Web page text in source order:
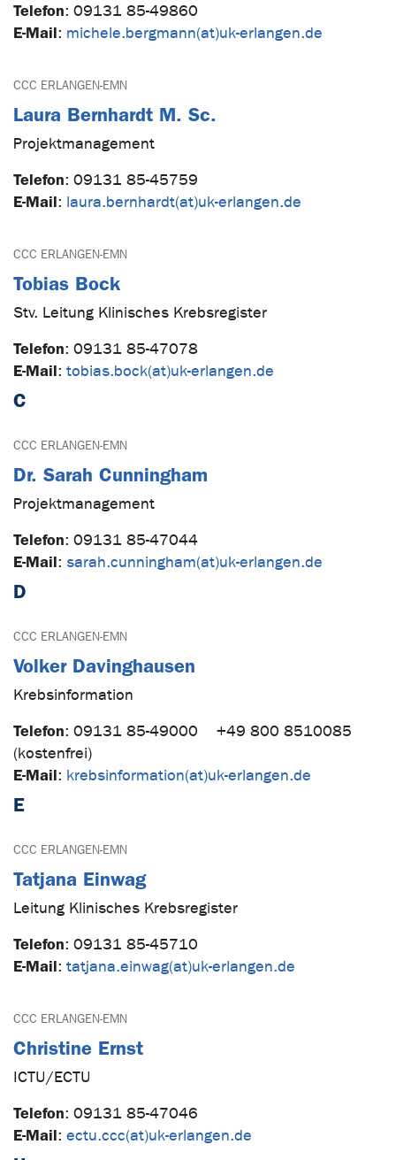
Telefon: 09131 85-49860
E-Mail: michele.bergmann(at)uk-erlangen.de
CCC ERLANGEN-EMN
Laura Bernhardt M. Sc.
Projektmanagement
Telefon: 09131 85-45759
E-Mail: laura.bernhardt(at)uk-erlangen.de
CCC ERLANGEN-EMN
Tobias Bock
Stv. Leitung Klinisches Krebsregister
Telefon: 09131 85-47078
E-Mail: tobias.bock(at)uk-erlangen.de
C
CCC ERLANGEN-EMN
Dr. Sarah Cunningham
Projektmanagement
Telefon: 09131 85-47044
E-Mail: sarah.cunningham(at)uk-erlangen.de
D
CCC ERLANGEN-EMN
Volker Davinghausen
Krebsinformation
Telefon: 09131 85-49000
+49 800 8510085
(kostenfrei)
E-Mail: krebsinformation(at)uk-erlangen.de
E
CCC ERLANGEN-EMN
Tatjana Einwag
Leitung Klinisches Krebsregister
Telefon: 09131 85-45710
E-Mail: tatjana.einwag(at)uk-erlangen.de
CCC ERLANGEN-EMN
Christine Ernst
ICTU/ECTU
Telefon: 09131 85-47046
E-Mail: ectu.ccc(at)uk-erlangen.de